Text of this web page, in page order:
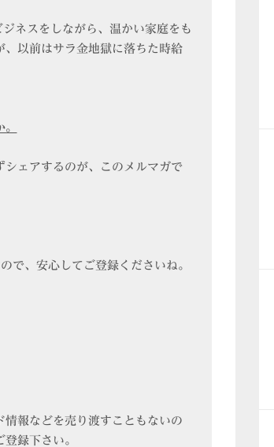
ネスをしながら、温かい家庭をも
以前はサラ金地獄に落ちた時給
ェアするのが、このメルマガで
で、安心してご登録くださいね。
報などを売り渡すこともないの
録下さい。